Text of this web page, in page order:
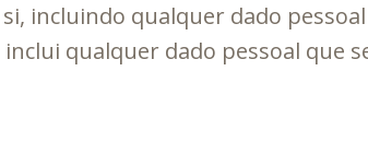
incluindo qualquer dado
qualquer dado pessoal